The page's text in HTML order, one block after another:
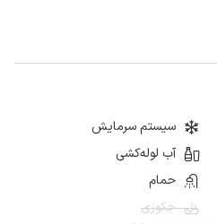
سیستم سرمایش
آب لوله‌کشی
حمام
جکوزی